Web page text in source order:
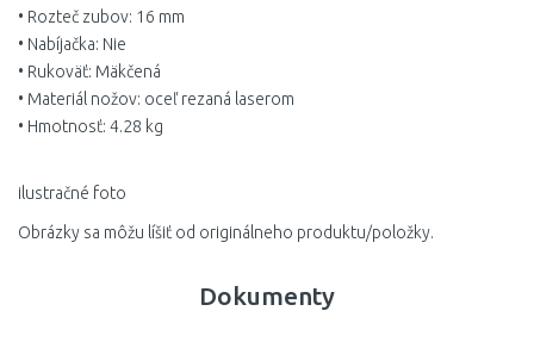
• Rozteč zubov: 16 mm
• Nabíjačka: Nie
• Rukoväť: Mäkčená
• Materiál nožov: oceľ rezaná laserom
• Hmotnosť: 4.28 kg
ilustračné foto
Obrázky sa môžu líšiť od originálneho produktu/položky.
Dokumenty